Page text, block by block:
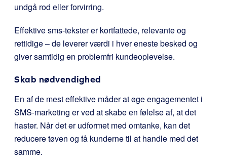
undgå rod eller forvirring.
Effektive sms-tekster er kortfattede, relevante og
rettidige – de leverer værdi i hver eneste besked og
giver samtidig en problemfri kundeoplevelse.
Skab nødvendighed
En af de mest effektive måder at øge engagementet i
SMS-marketing er ved at skabe en følelse af, at det
haster. Når det er udformet med omtanke, kan det
reducere tøven og få kunderne til at handle med det
samme.